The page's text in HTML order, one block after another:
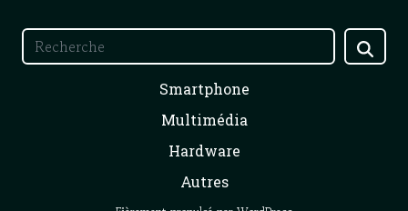
Smartphone
Multimédia
Hardware
Autres